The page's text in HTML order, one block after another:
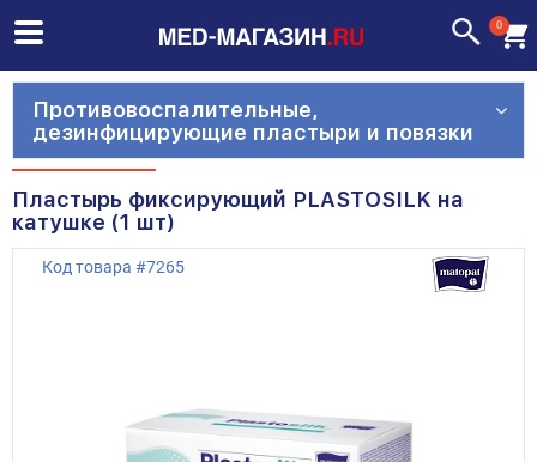
0
Противовоспалительные,
дезинфицирующие пластыри и повязки
Пластырь фиксирующий PLASTOSILK на
катушке (1 шт)
Код товара #7265